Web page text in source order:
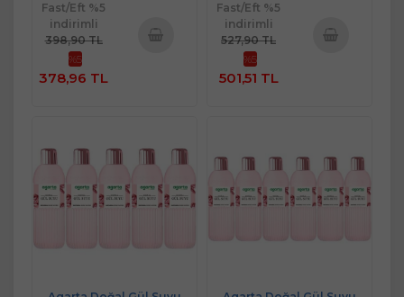
Fast/Eft %5
indirimli
398,90 TL
%5
378,96 TL
Fast/Eft %5
indirimli
527,90 TL
%5
501,51 TL